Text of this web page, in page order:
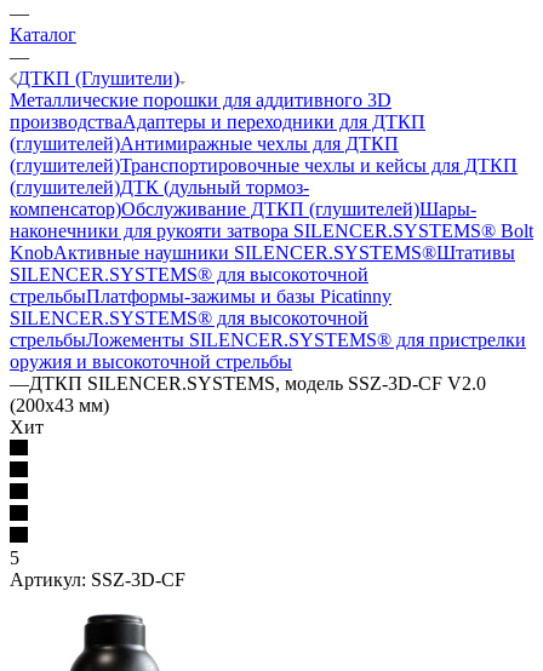
—
Каталог
—
ДТКП (Глушители)
Металлические порошки для аддитивного 3D
производстваАдаптеры и переходники для ДТКП
(глушителей)Антимиражные чехлы для ДТКП
(глушителей)Транспортировочные чехлы и кейсы для ДТКП
(глушителей)ДТК (дульный тормоз-
компенсатор)Обслуживание ДТКП (глушителей)Шары-
наконечники для рукояти затвора SILENCER.SYSTEMS® Bolt
KnobАктивные наушники SILENCER.SYSTEMS®Штативы
SILENCER.SYSTEMS® для высокоточной
стрельбыПлатформы-зажимы и базы Picatinny
SILENCER.SYSTEMS® для высокоточной
стрельбыЛожементы SILENCER.SYSTEMS® для пристрелки
оружия и высокоточной стрельбы
—ДТКП SILENCER.SYSTEMS, модель SSZ-3D-CF V2.0
(200х43 мм)
Хит
5
Артикул: SSZ-3D-CF